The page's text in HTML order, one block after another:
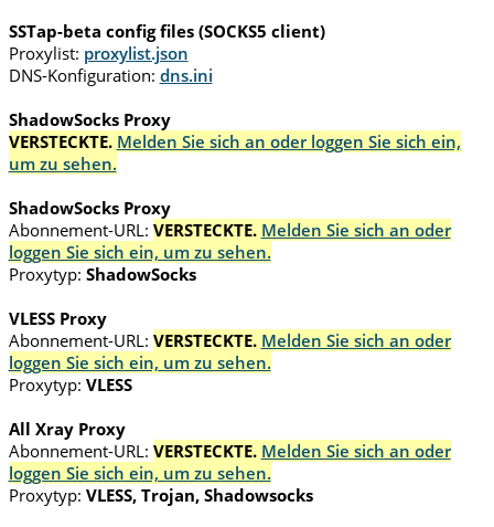
SSTap-beta config files (SOCKS5 client)
Proxylist: proxylist.json
DNS-Konfiguration: dns.ini
ShadowSocks Proxy
VERSTECKTE. Melden Sie sich an oder loggen Sie sich ein,
um zu sehen.
ShadowSocks Proxy
Abonnement-URL: VERSTECKTE. Melden Sie sich an oder
loggen Sie sich ein, um zu sehen.
Proxytyp: ShadowSocks
VLESS Proxy
Abonnement-URL: VERSTECKTE. Melden Sie sich an oder
loggen Sie sich ein, um zu sehen.
Proxytyp: VLESS
All Xray Proxy
Abonnement-URL: VERSTECKTE. Melden Sie sich an oder
loggen Sie sich ein, um zu sehen.
Proxytyp: VLESS, Trojan, Shadowsocks